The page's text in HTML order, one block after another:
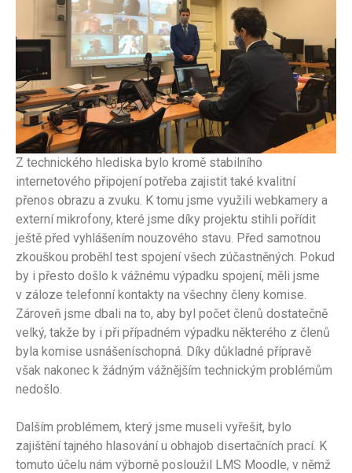
Z technického hlediska bylo kromě stabilního
internetového připojení potřeba zajistit také kvalitní
přenos obrazu a zvuku. K tomu jsme využili webkamery a
externí mikrofony, které jsme díky projektu stihli pořídit
ještě před vyhlášením nouzového stavu. Před samotnou
zkouškou proběhl test spojení všech zúčastněných. Pokud
by i přesto došlo k vážnému výpadku spojení, měli jsme
v záloze telefonní kontakty na všechny členy komise.
Zároveň jsme dbali na to, aby byl počet členů dostatečně
velký, takže by i při případném výpadku některého z členů
byla komise usnášeníschopná. Díky důkladné přípravě
však nakonec k žádným vážnějším technickým problémům
nedošlo.
Dalším problémem, který jsme museli vyřešit, bylo
zajištění tajného hlasování u obhajob disertačních prací. K
tomuto účelu nám výborně posloužil LMS Moodle, v němž